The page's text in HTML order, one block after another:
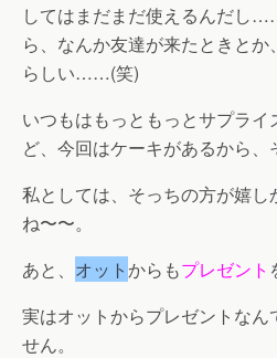
してはまだまだ使えるんだし
ら、なんか友達が来たときと
らしい……(笑)
いつもはもっともっとサプラ
ど、今回はケーキがあるから、
私としては、そっちの方が嬉
ね〜〜。
あと、 オットからもプレゼント
実はオットからプレゼントなん
せん。